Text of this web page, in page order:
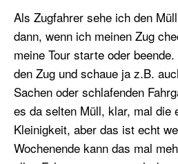
Als Zugfahrer sehe ich den
dann, wenn ich meinen Zug
meine Tour starte oder
den Zug und schaue ja z.B.
Sachen oder schlafenden
es da selten Müll, klar, mal die
Kleinigkeit, aber das ist echt
Wochenende kann das mal